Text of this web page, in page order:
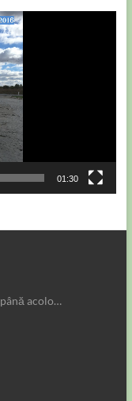
01:30
acolo…